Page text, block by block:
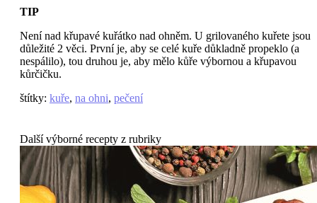
TIP
Není nad křupavé kuřátko nad ohněm. U grilovaného kuřete jsou
důležité 2 věci. První je, aby se celé kuře důkladně propeklo (a
nespálilo), tou druhou je, aby mělo kůře výbornou a křupavou
kůrčičku.
štítky: kuře, na ohni, pečení
Další výborné recepty z rubriky